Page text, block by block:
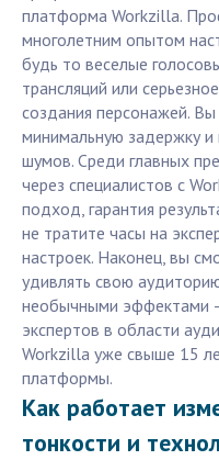
платформа Workzilla.
многолетним опытом
будь то веселые
трансляций или
создания персонажей.
минимальную задержку и
шумов. Среди главных
через специалистов с
подход, гарантия
не тратите часы на
настроек. Наконец, вы
удивлять свою
необычными эффектами
экспертов в области
Workzilla уже свыше 15
платформы.
Как работает
тонкости и